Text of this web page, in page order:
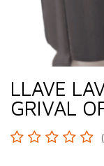
LLAVE
GRIVAL